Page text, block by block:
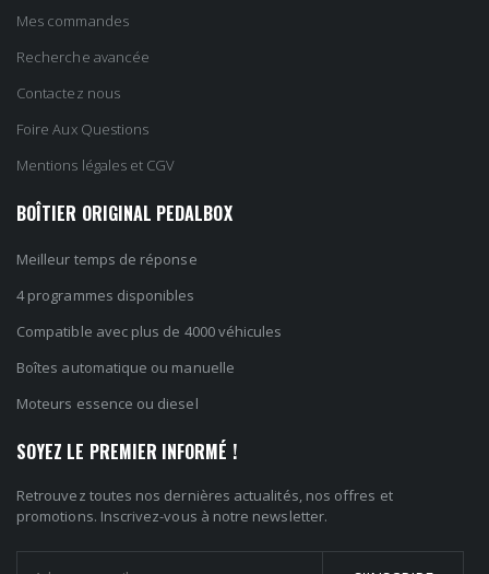
Mes commandes
Recherche avancée
Contactez nous
Foire Aux Questions
Mentions légales et CGV
BOÎTIER ORIGINAL PEDALBOX
Meilleur temps de réponse
4 programmes disponibles
Compatible avec plus de 4000 véhicules
Boîtes automatique ou manuelle
Moteurs essence ou diesel
SOYEZ LE PREMIER INFORMÉ !
Retrouvez toutes nos dernières actualités, nos offres et
promotions. Inscrivez-vous à notre newsletter.